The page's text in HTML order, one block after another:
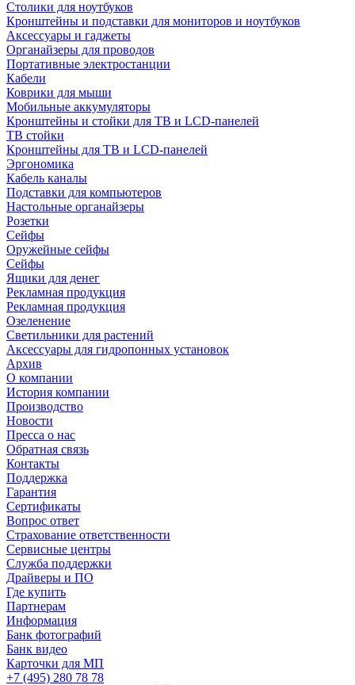
Столики для ноутбуков
Кронштейны и подставки для мониторов и ноутбуков
Аксессуары и гаджеты
Органайзеры для проводов
Портативные электростанции
Кабели
Коврики для мыши
Мобильные аккумуляторы
Кронштейны и стойки для ТВ и LCD-панелей
ТВ стойки
Кронштейны для ТВ и LCD-панелей
Эргономика
Кабель каналы
Подставки для компьютеров
Настольные органайзеры
Розетки
Сейфы
Оружейные сейфы
Сейфы
Ящики для денег
Рекламная продукция
Рекламная продукция
Озеленение
Светильники для растений
Аксессуары для гидропонных установок
Архив
О компании
История компании
Производство
Новости
Пресса о нас
Обратная связь
Контакты
Поддержка
Гарантия
Сертификаты
Вопрос ответ
Страхование ответственности
Сервисные центры
Служба поддержки
Драйверы и ПО
Где купить
Партнерам
Информация
Банк фотографий
Банк видео
Карточки для МП
+7 (495) 280 78 78